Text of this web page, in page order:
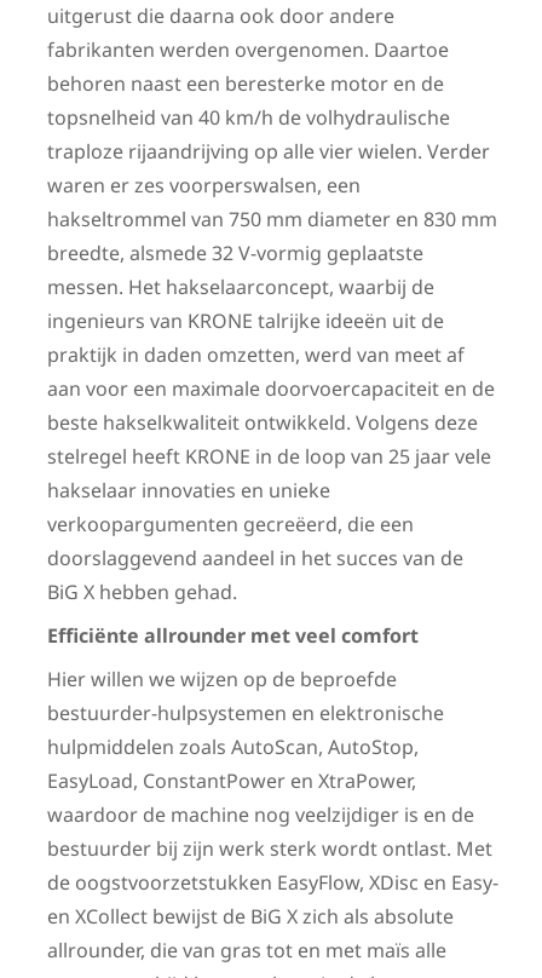
uitgerust die daarna ook door andere
fabrikanten werden overgenomen. Daartoe
behoren naast een beresterke motor en de
topsnelheid van 40 km/h de volhydraulische
traploze rijaandrijving op alle vier wielen. Verder
waren er zes voorperswalsen, een
hakseltrommel van 750 mm diameter en 830 mm
breedte, alsmede 32 V-vormig geplaatste
messen. Het hakselaarconcept, waarbij de
ingenieurs van KRONE talrijke ideeën uit de
praktijk in daden omzetten, werd van meet af
aan voor een maximale doorvoercapaciteit en de
beste hakselkwaliteit ontwikkeld. Volgens deze
stelregel heeft KRONE in de loop van 25 jaar vele
hakselaar innovaties en unieke
verkoopargumenten gecreëerd, die een
doorslaggevend aandeel in het succes van de
BiG X hebben gehad.
Efficiënte allrounder met veel comfort
Hier willen we wijzen op de beproefde
bestuurder-hulpsystemen en elektronische
hulpmiddelen zoals AutoScan, AutoStop,
EasyLoad, ConstantPower en XtraPower,
waardoor de machine nog veelzijdiger is en de
bestuurder bij zijn werk sterk wordt ontlast. Met
de oogstvoorzetstukken EasyFlow, XDisc en Easy-
en XCollect bewijst de BiG X zich als absolute
allrounder, die van gras tot en met maïs alle